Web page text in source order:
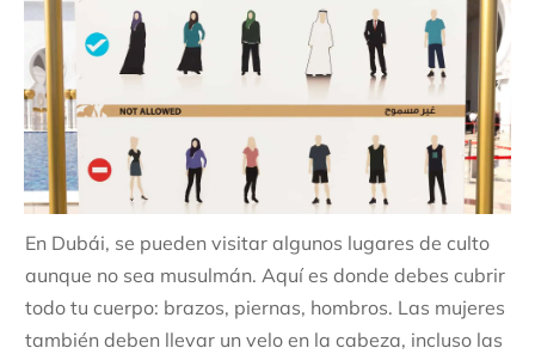
En Dubái, se pueden visitar algunos lugares de culto
aunque no sea musulmán. Aquí es donde debes cubrir
todo tu cuerpo: brazos, piernas, hombros. Las mujeres
también deben llevar un velo en la cabeza, incluso las